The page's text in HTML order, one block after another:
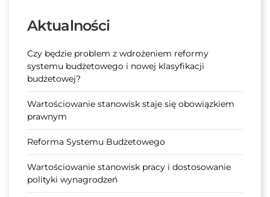
Aktualności
Czy będzie problem z wdrożeniem reformy
systemu budżetowego i nowej klasyfikacji
budżetowej?
Wartościowanie stanowisk staje się obowiązkiem
prawnym
Reforma Systemu Budżetowego
Wartościowanie stanowisk pracy i dostosowanie
polityki wynagrodzeń